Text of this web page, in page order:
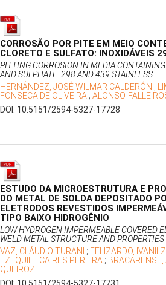
CORROSÃO POR PITE EM MEIO
CLORETO E SULFATO: INOXIDÁVEIS
PITTING CORROSION IN MEDIA
AND SULPHATE: 298 AND 439 STAINLESS
HERNÁNDEZ, JOSÉ WILMAR CALDERÓN ;
FONSECA DE OLIVEIRA ; ALONSO-
DOI: 10.5151/2594-5327-17728
ESTUDO DA MICROESTRUTURA E
DO METAL DE SOLDA DEPOSITADO
ELETRODOS REVESTIDOS
TIPO BAIXO HIDROGÊNIO
LOW HYDROGEN IMPERMEABLE COVERED
WELD METAL STRUCTURE AND PROPERTIES
VAZ, CLÁUDIO TURANI ; FELIZARDO,
EZEQUIEL CAIRES PEREIRA ;
QUEIROZ